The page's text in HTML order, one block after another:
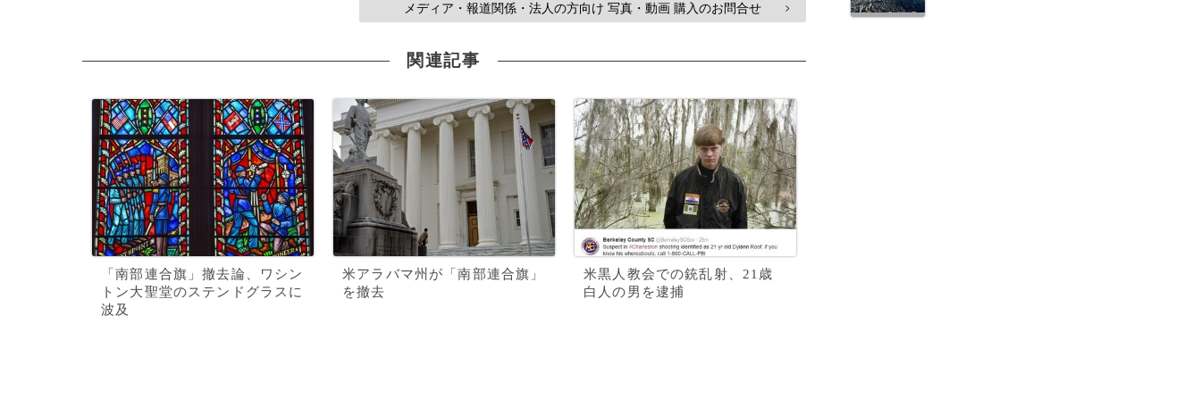
メディア・報道関係・法人の方向け 写真・動画 購入のお問合せ >
関連記事
「南部連合旗」撤去論、ワシン
トン大聖堂のステンドグラスに
波及
米アラバマ州が「南部連合旗」
を撤去
米黒人教会での銃乱射、21歳
白人の男を逮捕